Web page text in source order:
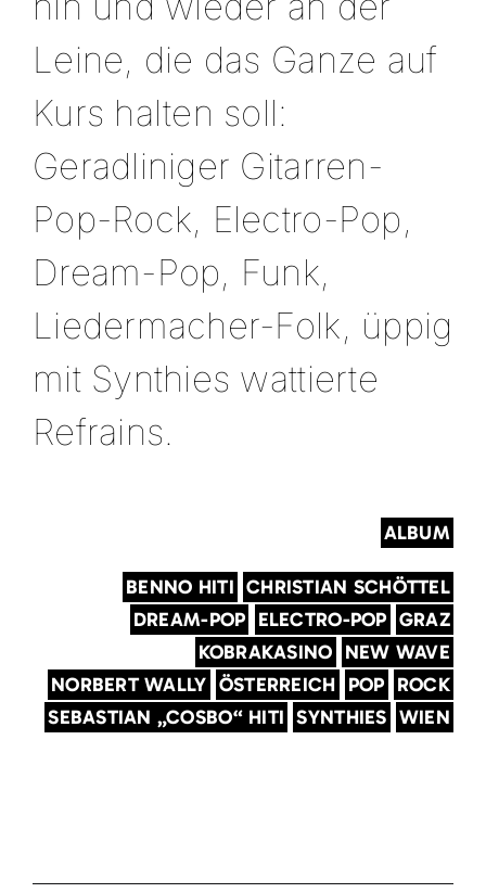
Leine, die das Ganze auf
Kurs halten soll:
Geradliniger Gitarren-
Pop-Rock, Electro-Pop,
Dream-Pop, Funk,
Liedermacher-Folk, üppig
mit Synthies wattierte
Refrains.
ALBUM
BENNO HITI CHRISTIAN SCHÖTTEL
DREAM-POP ELECTRO-POP GRAZ
KOBRAKASINO NEW WAVE
NORBERT WALLY ÖSTERREICH POP ROCK
SEBASTIAN „COSBO“ HITI SYNTHIES WIEN